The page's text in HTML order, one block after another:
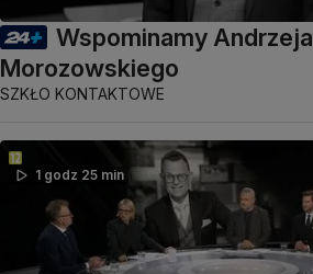
Wspominamy Andrzeja
Morozowskiego
SZKŁO KONTAKTOWE
1 godz 25 min